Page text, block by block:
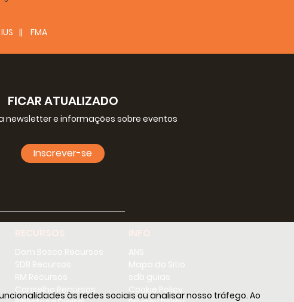
às redes sociais ou analisar nosso tráfego. Ao
IUS FMA
FICAR ATUALIZADO
newsletter e informações sobre eventos
Inscrever-se
Conselho Recursos
Cookie Policy